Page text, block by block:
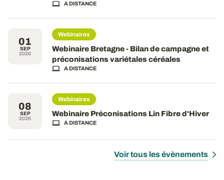
A DISTANCE
01
SEP
2026
Webinaires
Webinaire Bretagne - Bilan de campagne et
préconisations variétales céréales
A DISTANCE
08
SEP
2026
Webinaires
Webinaire Préconisations Lin Fibre d'Hiver
A DISTANCE
Voir tous les évènements